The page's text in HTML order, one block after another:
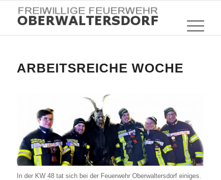
ARBEITSREICHE WOCHE
In der KW 48 tat sich bei der Feuerwehr Oberwaltersdorf einiges.